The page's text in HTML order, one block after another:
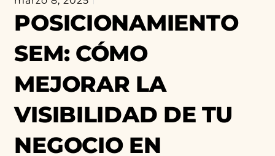
Agencia de Marketing, Posicionamiento SEM
POSICIONAMIENTO
SEM: CÓMO
MEJORAR LA
VISIBILIDAD DE TU
NEGOCIO EN